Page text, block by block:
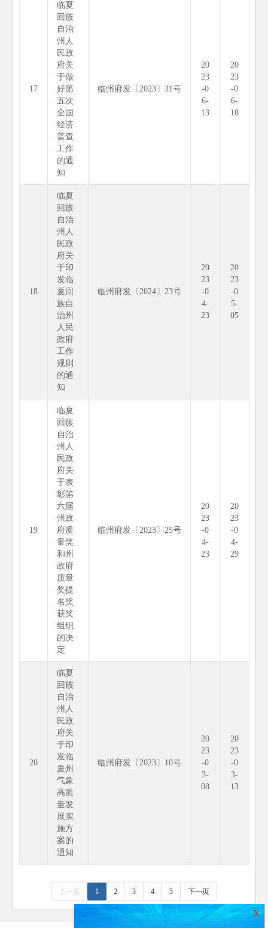
17
临夏
回族
自治
州人
民政
府关
于做
好第
五次
全国
经济
普查
工作
的通
知
临州府发〔2023〕31号
20
23
-0
6-
13
20
23
-0
6-
18
18
临夏
回族
自治
州人
民政
府关
于印
发临
夏回
族自
治州
人民
政府
工作
规则
的通
知
临州府发〔2024〕23号
20
23
-0
4-
23
20
23
-0
5-
05
19
临夏
回族
自治
州人
民政
府关
于表
彰第
六届
州政
府质
量奖
和州
政府
质量
奖提
名奖
获奖
组织
的决
定
临州府发〔2023〕25号
20
23
-0
4-
23
20
23
-0
4-
29
20
临夏
回族
自治
州人
民政
府关
于印
发临
夏州
气象
高质
量发
展实
施方
案的
通知
临州府发〔2023〕10号
20
23
-0
3-
08
20
23
-0
3-
13
上一页 1 2 3 4 5 下一页
X